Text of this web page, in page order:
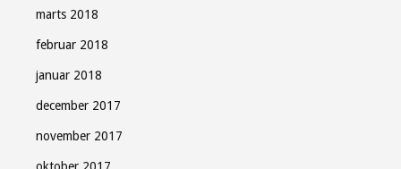
marts 2018
februar 2018
januar 2018
december 2017
november 2017
oktober 2017